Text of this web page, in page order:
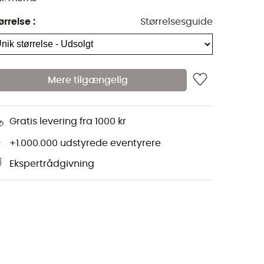
: Størrelsesguide
Mere tilgængelig
Gratis levering fra 1000 kr
+1.000.000 udstyrede eventyrere
Ekspertrådgivning